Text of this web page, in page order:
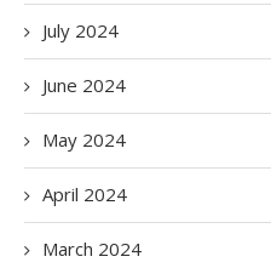
July 2024
June 2024
May 2024
April 2024
March 2024